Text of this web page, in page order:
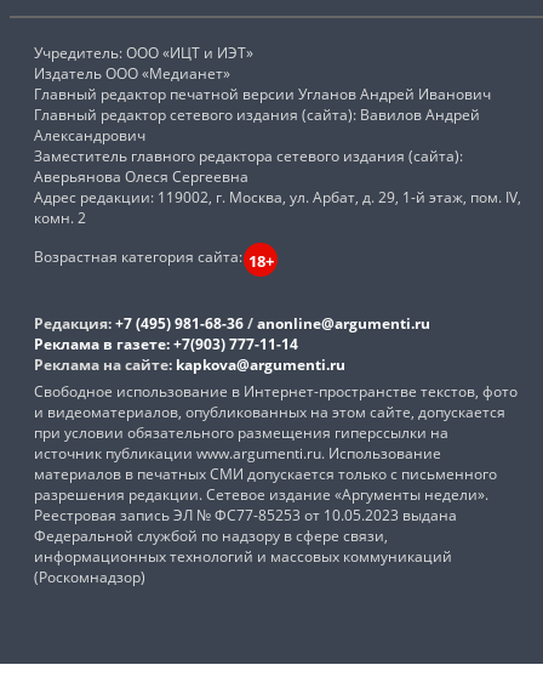
Учредитель: ООО «ИЦТ и ИЭТ»
Издатель ООО «Медианет»
Главный редактор печатной версии Угланов Андрей Иванович
Главный редактор сетевого издания (сайта): Вавилов Андрей
Александрович
Заместитель главного редактора сетевого издания (сайта):
Аверьянова Олеся Сергеевна
Адрес редакции: 119002, г. Москва, ул. Арбат, д. 29, 1-й этаж, пом. IV,
комн. 2
Возрастная категория сайта: 18+
Редакция:+7 (495) 981-68-36/anonline@argumenti.ru
Реклама в газете:+7(903) 777-11-14
Реклама на сайте: kapkova@argumenti.ru
Свободное использование в Интернет-пространстве текстов, фото
и видеоматериалов, опубликованных на этом сайте, допускается
при условии обязательного размещения гиперссылки на
источник публикации www.argumenti.ru. Использование
материалов в печатных СМИ допускается только с письменного
разрешения редакции. Сетевое издание «Аргументы недели».
Реестровая запись ЭЛ № ФС77-85253 от 10.05.2023 выдана
Федеральной службой по надзору в сфере связи,
информационных технологий и массовых коммуникаций
(Роскомнадзор)